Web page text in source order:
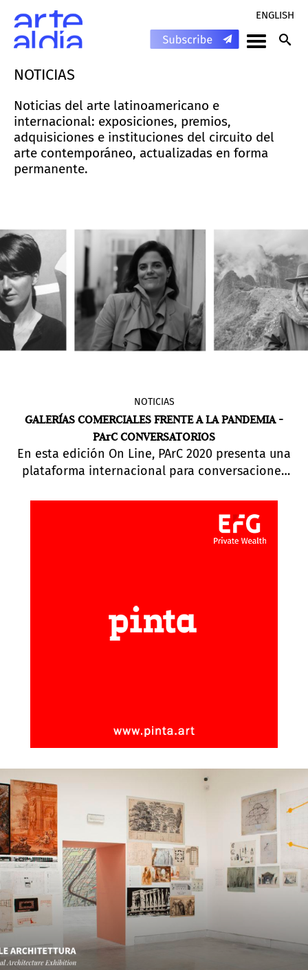
ENGLISH
NOTICIAS
Noticias del arte latinoamericano e
internacional: exposiciones, premios,
adquisiciones e instituciones del circuito del
arte contemporáneo, actualizadas en forma
permanente.
NOTICIAS
GALERÍAS COMERCIALES FRENTE A LA PANDEMIA -
PArC CONVERSATORIOS
En esta edición On Line, PArC 2020 presenta una
plataforma internacional para conversaciones
y directores de museos. A través de diferentes
medios, Instagram Live, Zoom y YouTube. PArC
2020 profundizará en la situación de los